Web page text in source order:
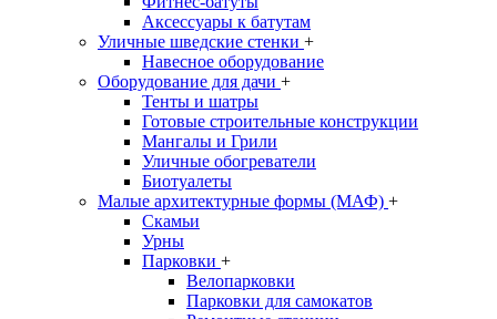
Аксессуары к батутам
Уличные шведские стенки +
Навесное оборудование
Оборудование для дачи +
Тенты и шатры
Готовые строительные конструкции
Мангалы и Грили
Уличные обогреватели
Биотуалеты
Малые архитектурные формы (МАФ) +
Скамьи
Урны
Парковки +
Велопарковки
Парковки для самокатов